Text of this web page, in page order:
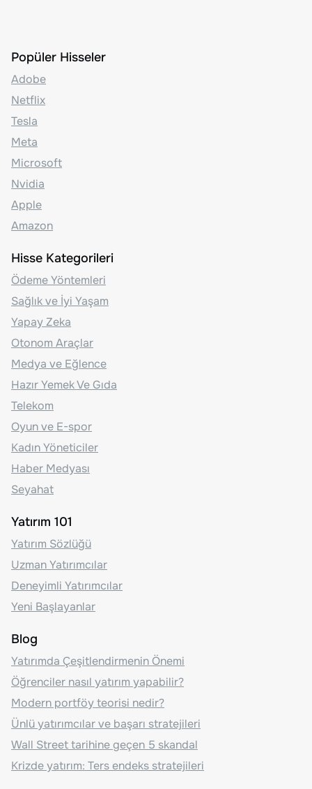
Popüler Hisseler
Adobe
Netflix
Tesla
Meta
Microsoft
Nvidia
Apple
Amazon
Hisse Kategorileri
Ödeme Yöntemleri
Sağlık ve İyi Yaşam
Yapay Zeka
Otonom Araçlar
Medya ve Eğlence
Hazır Yemek Ve Gıda
Telekom
Oyun ve E-spor
Kadın Yöneticiler
Haber Medyası
Seyahat
Yatırım 101
Yatırım Sözlüğü
Uzman Yatırımcılar
Deneyimli Yatırımcılar
Yeni Başlayanlar
Blog
Yatırımda Çeşitlendirmenin Önemi
Öğrenciler nasıl yatırım yapabilir?
Modern portföy teorisi nedir?
Ünlü yatırımcılar ve başarı stratejileri
Wall Street tarihine geçen 5 skandal
Krizde yatırım: Ters endeks stratejileri